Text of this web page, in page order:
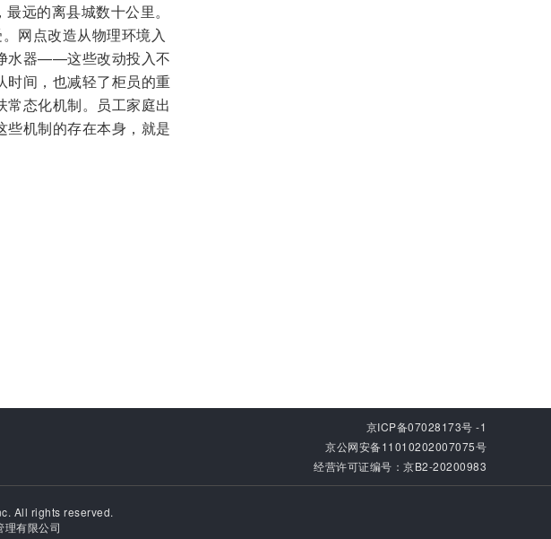
远的离县城数十公里。
网点改造从物理环境入
水器——这些改动投入不
时间，也减轻了柜员的重
态化机制。员工家庭出
机制的存在本身，就是
京ICP备07028173号 -1
京公网安备11010202007075号
经营许可证编号：京B2-20200983
All rights reserved.
理有限公司